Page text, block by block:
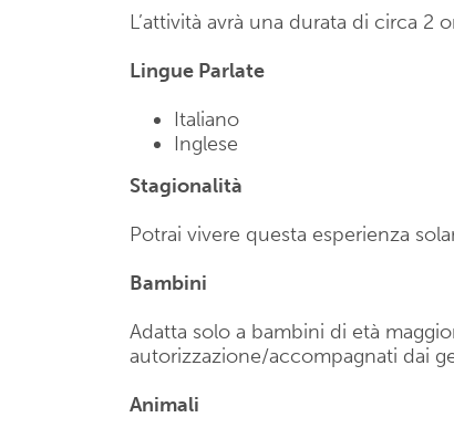
L’attività avrà una durata di circa 2
Lingue Parlate
Italiano
Inglese
Stagionalità
Potrai vivere questa esperienza
Bambini
Adatta solo a bambini di età
autorizzazione/accompagnati dai
Animali